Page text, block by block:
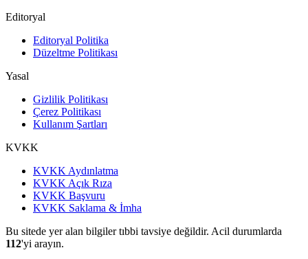
Editoryal
Editoryal Politika
Düzeltme Politikası
Yasal
Gizlilik Politikası
Çerez Politikası
Kullanım Şartları
KVKK
KVKK Aydınlatma
KVKK Açık Rıza
KVKK Başvuru
KVKK Saklama & İmha
Bu sitede yer alan bilgiler tıbbi tavsiye değildir. Acil durumlarda
112'yi arayın.